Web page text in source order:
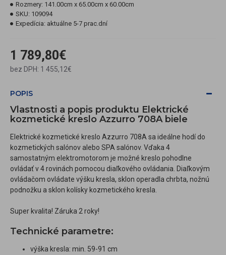
1 789,80€
bez DPH: 1 455,12€
Rozmery: 141.00cm x 65.00cm x 60.00cm
SKU: 109094
Expedícia: aktuálne 5-7 prac.dní
POPIS
Vlastnosti a popis produktu Elektrické
kozmetické kreslo Azzurro 708A biele
Elektrické kozmetické kreslo Azzurro 708A sa ideálne hodí do
kozmetických salónov alebo SPA salónov. Vďaka 4
samostatným elektromotorom je možné kreslo pohodlne
ovládať v 4 rovinách pomocou diaľkového ovládania. Diaľkovým
ovládačom ovládate výšku kresla, sklon operadla chrbta, nožnú
podnožku a sklon kolísky kozmetického kresla.
Super kvalita! Záruka 2 roky!
Technické parametre:
výška kresla: min. 59-91 cm